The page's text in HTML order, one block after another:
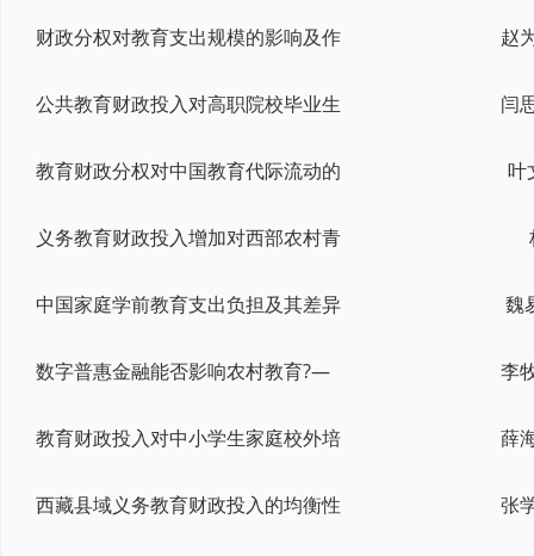
财政分权对教育支出规模的影响及作
公共教育财政投入对高职院校毕业生
教育财政分权对中国教育代际流动的 叶
义务教育财政投入增加对西部农村青
中国家庭学前教育支出负担及其差异 魏
数字普惠金融能否影响农村教育?—
教育财政投入对中小学生家庭校外培
西藏县域义务教育财政投入的均衡性